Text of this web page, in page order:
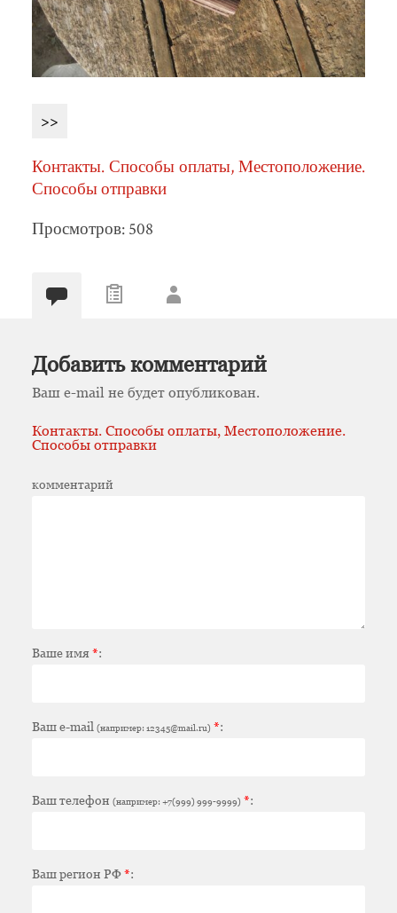
>>
Контакты. Способы оплаты, Местоположение.
Способы отправки
Просмотров: 508
Добавить комментарий
Ваш e-mail не будет опубликован.
Контакты. Способы оплаты, Местоположение.
Способы отправки
комментарий
Ваше имя*:
Ваш e-mail (например: 12345@mail.ru) *:
Ваш телефон (например: +7(999) 999-9999) *:
Ваш регион РФ*: